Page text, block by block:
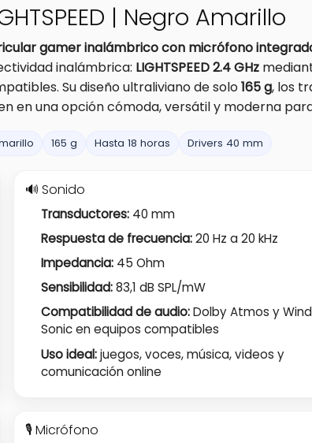
| Negro Amarillo
gamer inalámbrico con micrófono
inalámbrica: LIGHTSPEED 2.4 GHz
Su diseño ultraliviano de solo165 g, los
en una opción cómoda, versátil y moderna
165 g Hasta 18 horas Drivers 40 mm
🔊 Sonido
Transductores: 40 mm
Respuesta de frecuencia:20 Hz a 20 kHz
Impedancia: 45 Ohm
Sensibilidad:83,1 dB SPL/mW
Compatibilidad de audio:Dolby Atmos y
Sonic en equipos compatibles
Uso ideal:juegos, voces, música, videos y
comunicación online
🎙️ Micrófono